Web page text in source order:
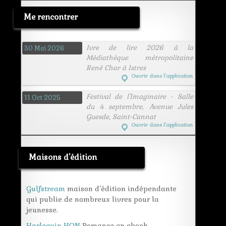
Me rencontrer
30 Mai 2026
Ivre de lire 2026 à la
Médiathèque métropolitaine
René Char à Istres
Ouvrir dans l’application
11 Oct 2025
Festival de l'Imaginaire - Salle
du 4 septembre, Avenue Jules
Guesde, Saint-Cannat
Ouvrir dans l’application
Maisons d'édition
Gulfstream maison d’édition indépendante
qui publie de nombreux livres pour la
jeunesse.